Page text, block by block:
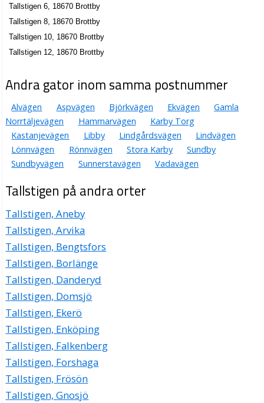
Tallstigen 6, 18670 Brottby
Tallstigen 8, 18670 Brottby
Tallstigen 10, 18670 Brottby
Tallstigen 12, 18670 Brottby
Andra gator inom samma postnummer
Alvägen Aspvägen Björkvägen Ekvägen
Gamla
Norrtäljevägen
Hammarvägen
Karby Torg
Kastanjevägen
Libby Lindgårdsvägen
Lindvägen
Lönnvägen
Rönnvägen Stora Karby
Sundby
Sundbyvägen
Sunnerstavägen Vadavägen
Tallstigen på andra orter
Tallstigen, Aneby
Tallstigen, Arvika
Tallstigen, Bengtsfors
Tallstigen, Borlänge
Tallstigen, Danderyd
Tallstigen, Domsjö
Tallstigen, Ekerö
Tallstigen, Enköping
Tallstigen, Falkenberg
Tallstigen, Forshaga
Tallstigen, Frösön
Tallstigen, Gnosjö